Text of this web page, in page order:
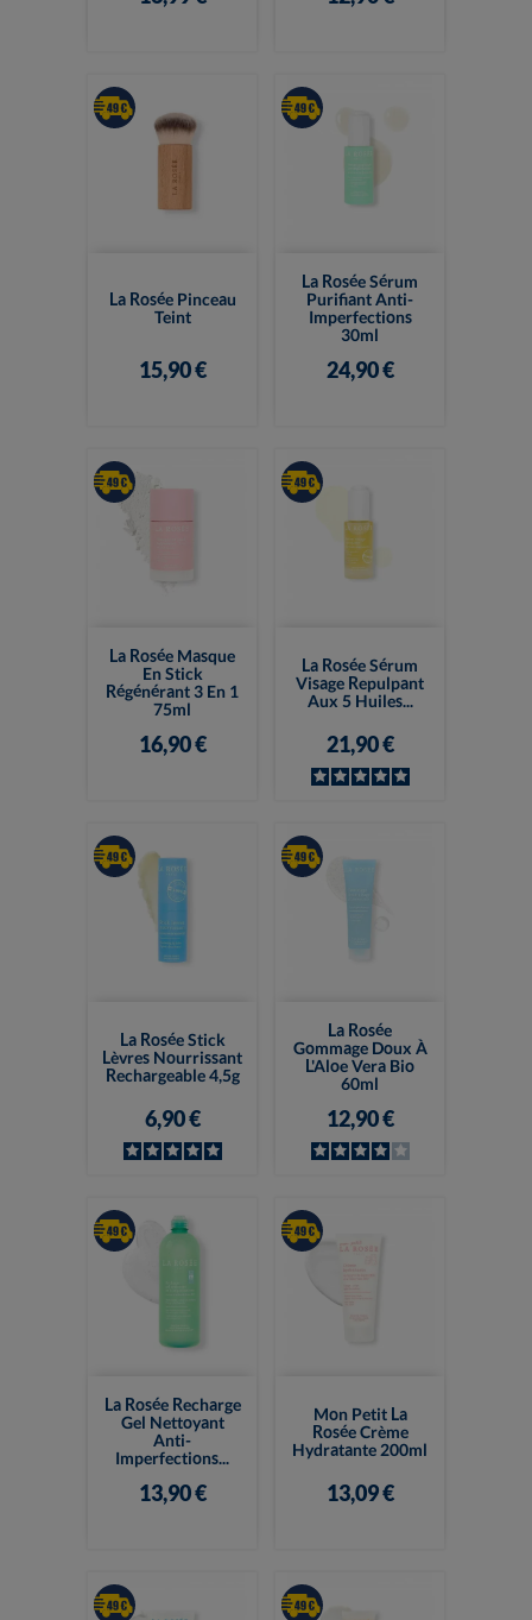
La Rosée Pinceau
Teint
15,90 €
La Rosée Sérum
Purifiant Anti-
Imperfections
30ml
24,90 €
La Rosée Masque
En Stick
Régénérant 3 En 1
75ml
16,90 €
La Rosée Sérum
Visage Repulpant
Aux 5 Huiles...
21,90 €
La Rosée Stick
Lèvres Nourrissant
Rechargeable 4,5g
6,90 €
La Rosée
Gommage Doux À
L'Aloe Vera Bio
60ml
12,90 €
La Rosée Recharge
Gel Nettoyant
Anti-
Imperfections...
13,90 €
Mon Petit La
Rosée Crème
Hydratante 200ml
13,09 €